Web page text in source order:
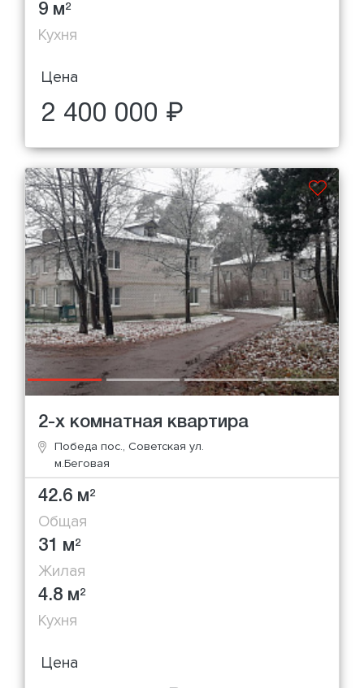
9 м2
Кухня
Цена
2 400 000 ₽
2-х комнатная квартира
Победа пос., Советская ул.
м.Беговая
42.6 м2
Общая
31 м2
Жилая
4.8 м2
Кухня
Цена